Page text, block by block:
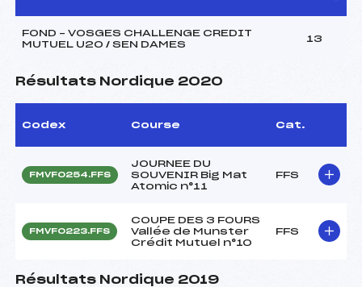
FOND – VOSGES CHALLENGE CREDIT
MUTUEL U20 / SEN DAMES
13
Résultats Nordique 2020
Codex Course Cat.
FMVF0254.FFS
JOURNEE DU
SOUVENIR Big Mat
Atomic n°11
FFS
FMVF0223.FFS
COUPE DES 3 FOURS
Vallée de Munster
Crédit Mutuel n°10
FFS
Résultats Nordique 2019